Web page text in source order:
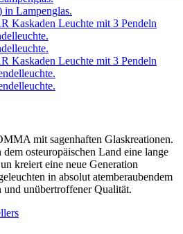
Lampenglas.
mit sagenhaften Glaskreationen.
osteuropäischen Land eine lange
kreiert eine neue Generation
in absolut atemberaubendem
unübertroffener Qualität.